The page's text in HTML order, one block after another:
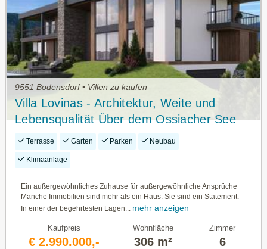
9551 Bodensdorf • Villen zu kaufen
Villa Lovinas - Architektur, Weite und
Lebensqualität Über dem Ossiacher See
Terrasse Garten Parken Neubau
Klimaanlage
Ein außergewöhnliches Zuhause für außergewöhnliche Ansprüche
Manche Immobilien sind mehr als ein Haus. Sie sind ein Statement.
In einer der begehrtesten Lagen...
mehr anzeigen
Kaufpreis
€ 2.990.000,-
Wohnfläche
306 m²
Zimmer
6